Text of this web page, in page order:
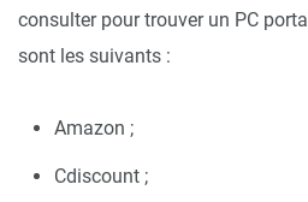
consulter pour trouver un PC
sont les suivants :
Amazon ;
Cdiscount ;